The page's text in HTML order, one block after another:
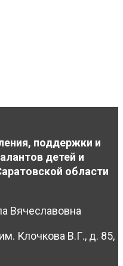
поддержки и
детей и
области
Вячеславовна
Клочкова В.Г., д. 85,